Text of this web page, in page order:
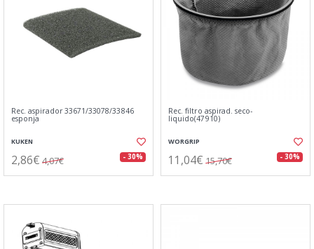
Rec. aspirador 33671/33078/33846
esponja
KUKEN
2,86€ 4,07€ - 30%
Rec. filtro aspirad. seco-
liquido(47910)
WORGRIP
11,04€ 15,70€ - 30%